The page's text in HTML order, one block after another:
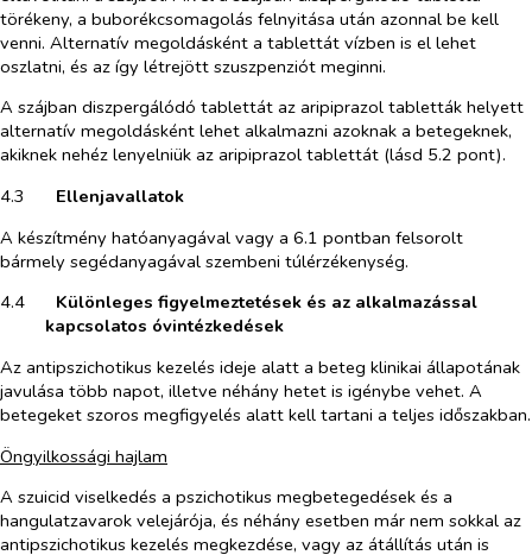
törékeny, a buborékcsomagolás felnyitása után azonnal be kell
venni. Alternatív megoldásként a tablettát vízben is el lehet
oszlatni, és az így létrejött szuszpenziót meginni.
A szájban diszpergálódó tablettát az aripiprazol tabletták helyett
alternatív megoldásként lehet alkalmazni azoknak a betegeknek,
akiknek nehéz lenyelniük az aripiprazol tablettát (lásd 5.2 pont).
4.3​
Ellenjavallatok
A készítmény hatóanyagával vagy a 6.1 pontban felsorolt
bármely segédanyagával szembeni túlérzékenység.
4.4​
Különleges figyelmeztetések és az alkalmazással
kapcsolatos óvintézkedések
Az antipszichotikus kezelés ideje alatt a beteg klinikai állapotának
javulása több napot, illetve néhány hetet is igénybe vehet. A
betegeket szoros megfigyelés alatt kell tartani a teljes időszakban.
Öngyilkossági hajlam
A szuicid viselkedés a pszichotikus megbetegedések és a
hangulatzavarok velejárója, és néhány esetben már nem sokkal az
antipszichotikus kezelés megkezdése, vagy az átállítás után is